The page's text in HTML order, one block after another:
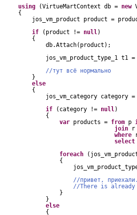
using (VirtueMartContext db = new
{
jos_vm_product product =
if
(product != null)
{
db.Attach(product);
jos_vm_product_type_1 t1
//тут всё нормально
}
else
{
jos_vm_category category
if
(category != null)
{
var products = from p
join
r
where
select
foreach
{
//привет,
//There is already
}
}
else
{